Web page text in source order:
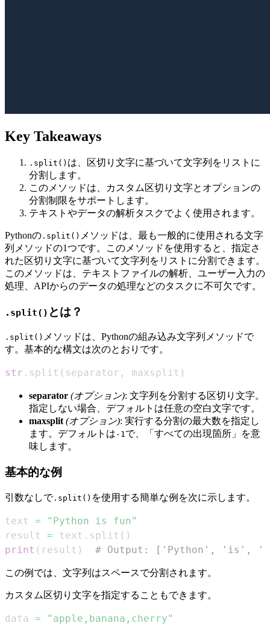
Key Takeaways
.split() は、区切り文字に基づいて文字列をリストに
分割します。
このメソッドは、カスタム区切り文字とオプションの
分割制限をサポートします。
テキストやデータの解析タスクでよく使用されます。
Pythonの .split() メソッドは、最も一般的に使用される文字
列メソッドの1つです。このメソッドを使用すると、指定さ
れた区切り文字に基づいて文字列をリストに分割できます。
このメソッドは、テキストファイルの解析、ユーザー入力の
処理、APIからのデータの処理などのタスクに不可欠です。
.split() とは？
.split() メソッドは、Pythonの組み込み文字列メソッドで
す。基本的な構文は次のとおりです。
str . split ( separator , maxsplit )
separator (オプション): 文字列を分割する区切り文字。
指定しない場合、デフォルトは任意の空白文字です。
maxsplit (オプション): 実行する分割の最大数を指定し
ます。デフォルトは -1で、「すべての出現箇所」を意
味します。
基本的な例
引数なしで.split() を使用する簡単な例を次に示します。
text =
"Python is fun"
result = text . split ( )
print ( result ) # Output: ['Python', 'is',
この例では、文字列はスペースで分割されます。
カスタム区切り文字を指定することもできます。
data = "apple,banana,cherry"